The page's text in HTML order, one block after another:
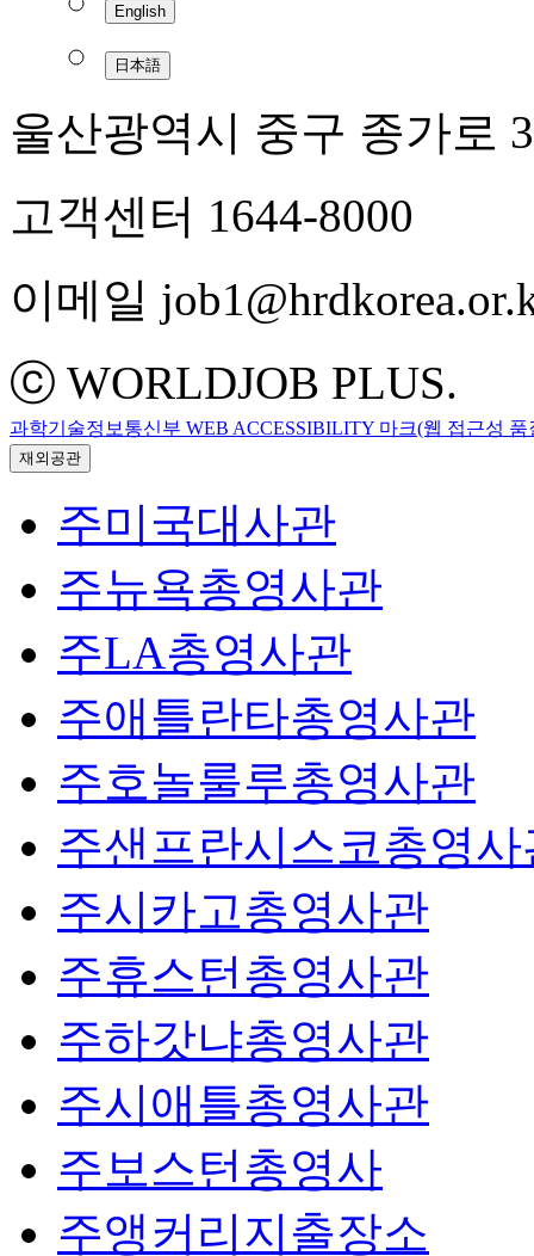
English
日本語
울산광역시 중구 종가로
고객센터 1644-8000
이메일
ⓒ WORLDJOB PLUS.
과학기술정보통신부 WEB ACCESSIBILITY 마크(웹 접근성 품
재외공관
주미국대사관
주뉴욕총영사관
주LA총영사관
주애틀란타총영사관
주호놀룰루총영사관
주샌프란시스코총영사
주시카고총영사관
주휴스턴총영사관
주하갓냐총영사관
주시애틀총영사관
주보스턴총영사
주앵커리지출장소